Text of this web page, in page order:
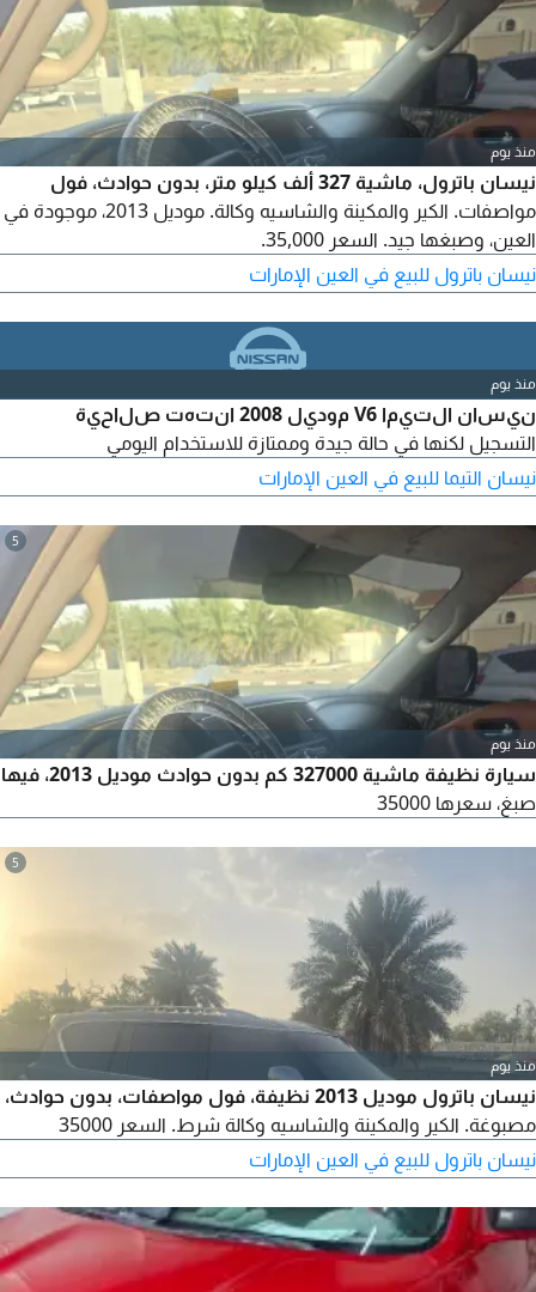
منذ يوم
نيسان باترول، ماشية 327 ألف كيلو متر، بدون حوادث، فول
مواصفات. الكير والمكينة والشاسيه وكالة. موديل 2013، موجودة في
العين، وصبغها جيد. السعر 35,000.
نيسان باترول للبيع في العين الإمارات
منذ يوم
نيسان التيما V6 موديل 2008 انتهت صلاحية
التسجيل لكنها في حالة جيدة وممتازة للاستخدام اليومي
نيسان التيما للبيع في العين الإمارات
5
منذ يوم
سيارة نظيفة ماشية 327000 كم بدون حوادث موديل 2013، فيها
صبغ، سعرها 35000
5
منذ يوم
نيسان باترول موديل 2013 نظيفة، فول مواصفات، بدون حوادث،
مصبوغة. الكير والمكينة والشاسيه وكالة شرط. السعر 35000
نيسان باترول للبيع في العين الإمارات